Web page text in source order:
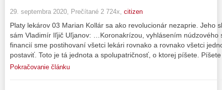
29. septembra 2020, Prečítané 2 724x, citizen
Platy lekárov 03 Marian Kollár sa ako revolucionár nezaprie. Jeho
sám Vladimír Iľjič Uľjanov: …Koronakrízou, vyhlásením núdzového
financií sme postihovaní všetci lekári rovnako a rovnako všetci
postaviť. Toto je tá jednota a spolupatričnosť, o ktorej píšete.
Pokračovanie článku